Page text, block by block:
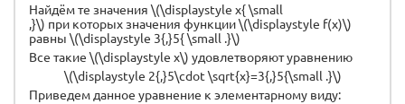
Найдём те значения \(\displaystyle x{ \small
,}\) при которых значения функции \(\displaystyle f(x)\)
равны \(\displaystyle 3{,}5{ \small .}\)
Все такие \(\displaystyle x\) удовлетворяют уравнению
\(\displaystyle 2{,}5\cdot \sqrt{x}=3{,}5{\small .}\)
Приведем данное уравнение к элементарному виду: